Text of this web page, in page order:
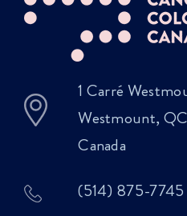
1 Carré
Westmount,
Canada
(514) 875-7745